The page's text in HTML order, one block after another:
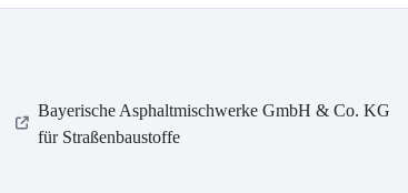
Bayerische Asphaltmischwerke GmbH & Co. KG
für Straßenbaustoffe